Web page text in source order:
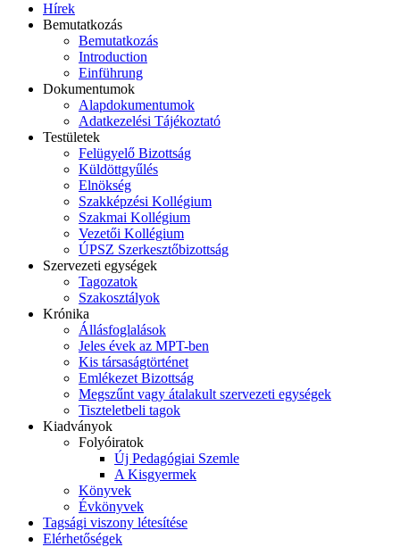
Hírek
Bemutatkozás
Bemutatkozás
Introduction
Einführung
Dokumentumok
Alapdokumentumok
Adatkezelési Tájékoztató
Testületek
Felügyelő Bizottság
Küldöttgyűlés
Elnökség
Szakképzési Kollégium
Szakmai Kollégium
Vezetői Kollégium
ÚPSZ Szerkesztőbizottság
Szervezeti egységek
Tagozatok
Szakosztályok
Krónika
Állásfoglalások
Jeles évek az MPT-ben
Kis társaságtörténet
Emlékezet Bizottság
Megszűnt vagy átalakult szervezeti egységek
Tiszteletbeli tagok
Kiadványok
Folyóiratok
Új Pedagógiai Szemle
A Kisgyermek
Könyvek
Évkönyvek
Tagsági viszony létesítése
Elérhetőségek